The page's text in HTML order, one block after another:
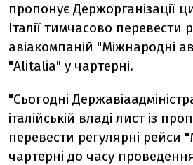
пропонує Держорганізації
Італії тимчасово перевести
авіакомпаній "Міжнародні
"Alitalia" у чартерні.
"Сьогодні
італійській владі лист із
перевести регулярні рейси
чартерні до часу